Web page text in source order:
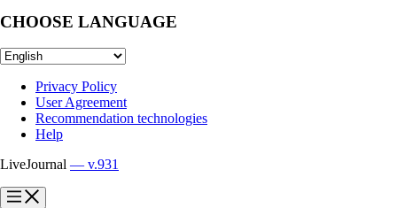
CHOOSE LANGUAGE
Privacy Policy
User Agreement
Recommendation technologies
Help
LiveJournal — v.931
?
?